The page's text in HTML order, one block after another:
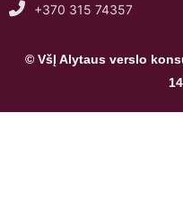
+370 315 74357
© VšĮ Alytaus verslo